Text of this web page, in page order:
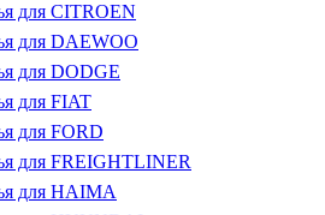
для CITROEN
для DAEWOO
для DODGE
для FIAT
для FORD
для FREIGHTLINER
для HAIMA